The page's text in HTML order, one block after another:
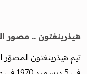
هيذرينغتون .. مصور
تيم هيذرينغتون المصوّر
في 5